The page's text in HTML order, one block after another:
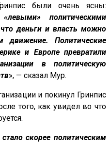
были очень ясны:
«левыми» политическими
деньги и власть можно
движение.
Политические
и Европе превратили
в политическую
», — сказал Мур.
и покинул Гринпис
того, как увидел во что
скорее политическим